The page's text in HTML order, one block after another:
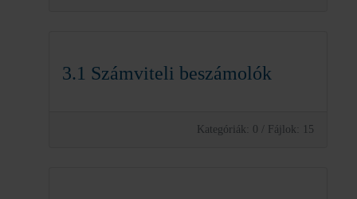
3.1 Számviteli beszámolók
Kategóriák: 0 / Fájlok: 15